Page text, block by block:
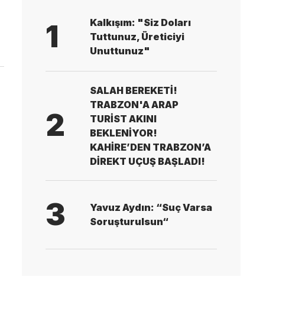
1
Kalkışım: "Siz Doları
Tuttunuz, Üreticiyi
Unuttunuz"
2
SALAH BEREKETİ!
TRABZON'A ARAP
TURİST AKINI
BEKLENİYOR!
KAHİRE’DEN TRABZON’A
DİREKT UÇUŞ BAŞLADI!
3
Yavuz Aydın: “Suç Varsa
Soruşturulsun“